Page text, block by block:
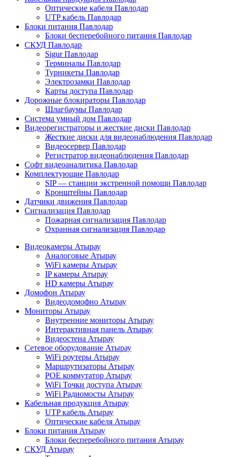
Оптические кабеля Павлодар
UTP кабель Павлодар
Блоки питания Павлодар
Блоки бесперебойного питания Павлодар
СКУД Павлодар
Sigur Павлодар
Терминалы Павлодар
Турникеты Павлодар
Электрозамки Павлодар
Карты доступа Павлодар
Дорожные блокираторы Павлодар
Шлагбаумы Павлодар
Система умный дом Павлодар
Видеорегистраторы и жесткие диски Павлодар
Жесткие диски для видеонаблюдения Павлодар
Видеосервер Павлодар
Регистратор видеонаблюдения Павлодар
Софт видеоаналитика Павлодар
Комплектующие Павлодар
SIP — станции экстренной помощи Павлодар
Кронштейны Павлодар
Датчики движения Павлодар
Сигнализация Павлодар
Пожарная сигнализация Павлодар
Охранная сигнализация Павлодар
Видеокамеры Атырау
Аналоговые Атырау
WiFi камеры Атырау
IP камеры Атырау
HD камеры Атырау
Домофон Атырау
Видеодомофно Атырау
Мониторы Атырау
Внутренние мониторы Атырау
Интерактивная панель Атырау
Видеостена Атырау
Сетевое оборудование Атырау
WiFi роутеры Атырау
Маршрутизаторы Атырау
POE коммутатор Атырау
WiFi Точки доступа Атырау
WiFi Радиомосты Атырау
Кабельная продукция Атырау
UTP кабель Атырау
Оптические кабеля Атырау
Блоки питания Атырау
Блоки бесперебойного питания Атырау
СКУД Атырау